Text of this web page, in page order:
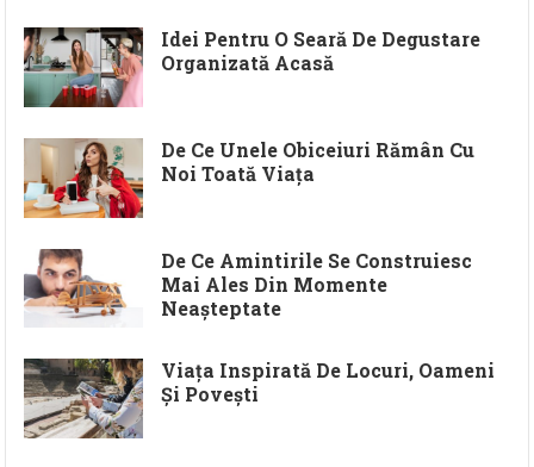
Idei Pentru O Seară De Degustare
Organizată Acasă
De Ce Unele Obiceiuri Rămân Cu
Noi Toată Viața
De Ce Amintirile Se Construiesc
Mai Ales Din Momente
Neașteptate
Viața Inspirată De Locuri, Oameni
Și Povești